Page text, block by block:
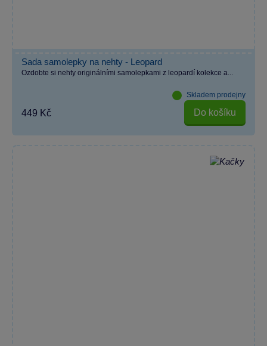
Sada samolepky na nehty - Leopard
Ozdobte si nehty originálními samolepkami z leopardí kolekce a...
Skladem prodejny
449 Kč Do košíku